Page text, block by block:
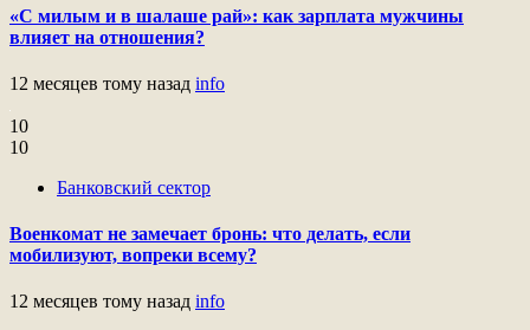
«С милым и в шалаше рай»: как зарплата мужчины
влияет на отношения?
12 месяцев тому назад info
10
10
Банковский сектор
Военкомат не замечает бронь: что делать, если
мобилизуют, вопреки всему?
12 месяцев тому назад info